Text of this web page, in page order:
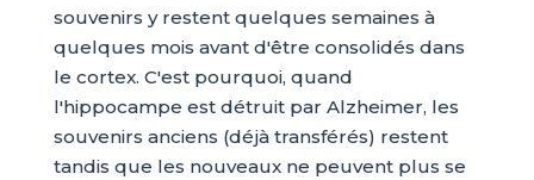
souvenirs y restent quelques semaines à
quelques mois avant d'être consolidés dans
le cortex. C'est pourquoi, quand
l'hippocampe est détruit par Alzheimer, les
souvenirs anciens (déjà transférés) restent
tandis que les nouveaux ne peuvent plus se